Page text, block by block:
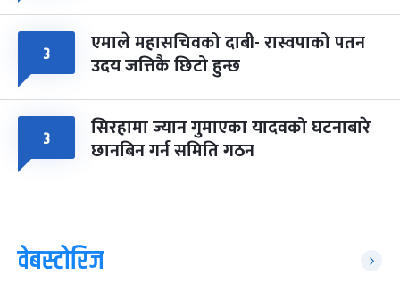
३ एमाले महासचिवको दाबी- रास्वपाको पतन
उदय जत्तिकै छिटो हुन्छ
३ सिरहामा ज्यान गुमाएका यादवको घटनाबारे
छानबिन गर्न समिति गठन
वेबस्टोरिज